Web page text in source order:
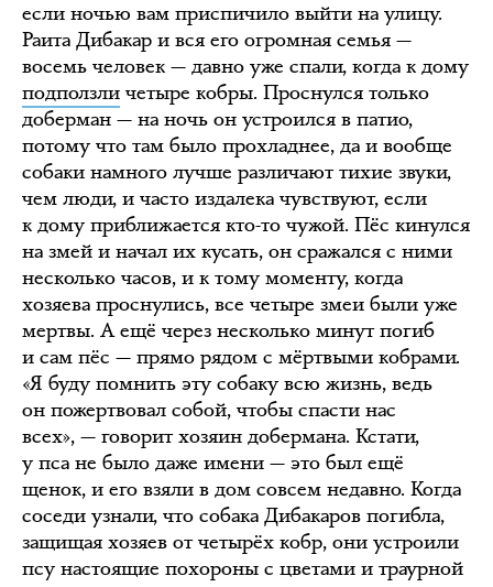
если ночью вам приспичило выйти на улицу.
Раита Дибакар и вся его огромная семья —
восемь человек — давно уже спали, когда к дому
подползли четыре кобры. Проснулся только
доберман — на ночь он устроился в патио,
потому что там было прохладнее, да и вообще
собаки намного лучше различают тихие звуки,
чем люди, и часто издалека чувствуют, если
к дому приближается кто-то чужой. Пёс кинулся
на змей и начал их кусать, он сражался с ними
несколько часов, и к тому моменту, когда
хозяева проснулись, все четыре змеи были уже
мертвы. А ещё через несколько минут погиб
и сам пёс — прямо рядом с мёртвыми кобрами.
«Я буду помнить эту собаку всю жизнь, ведь
он пожертвовал собой, чтобы спасти нас
всех», — говорит хозяин добермана. Кстати,
у пса не было даже имени — это был ещё
щенок, и его взяли в дом совсем недавно. Когда
соседи узнали, что собака Дибакаров погибла,
защищая хозяев от четырёх кобр, они устроили
псу настоящие похороны с цветами и траурной